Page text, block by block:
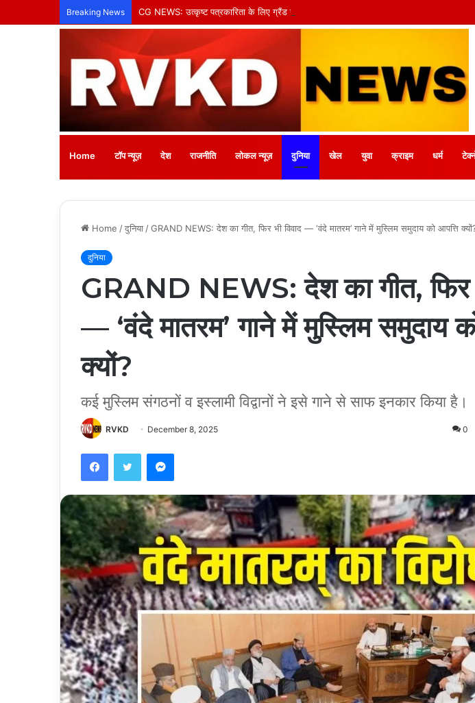
Breaking News CG NEWS: उत्कृष्ट पत्रकारिता के लिए ग्रैंड न्यूज़ के वरिष्ठ संवाददाता आर.के. राजपूत हुए सम्मानित
Home टॉप न्यूज़ देश राजनीति लोकल न्यूज़ दुनिया खेल युवा क्राइम धर्म
Home /दुनिया /GRAND NEWS: देश का गीत, फिर भी विवाद — ‘वंदे मातरम’ गाने में मुस्लिम समुदाय को आपत्ति
दुनिया
GRAND NEWS: देश का गीत, फिर
— ‘वंदे मातरम’ गाने में मुस्लिम समुदाय
क्यों?
कई मुस्लिम संगठनों व इस्लामी विद्वानों ने इसे गाने से साफ इनकार किया है।
RVKD December 8, 2025 0
FacebookTwitter Messenger